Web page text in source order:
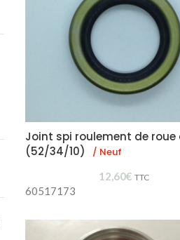
Joint spi roulement de roue
(52/34/10)
/ Neuf
12,60€ TTC
60517173